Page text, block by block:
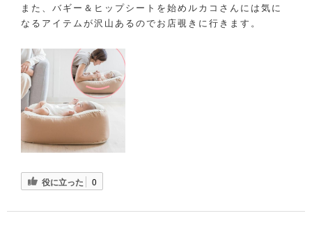
また、バギー＆ヒップシートを始めルカコさんには気に
なるアイテムが沢山あるのでお店覗きに行きます。
役に立った 0